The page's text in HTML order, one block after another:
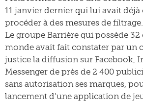
11 janvier dernier qui lui avait
procéder à des mesures de filtrage.
Le groupe Barrière qui possède 32
monde avait fait constater par un
justice la diffusion sur Facebook,
Messenger de près de 2 400
sans autorisation ses marques,
lancement d’une application de